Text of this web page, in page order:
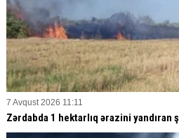
7 Avqust 2026 11:11
Zərdabda 1 hektarlıq ərazini yandıran